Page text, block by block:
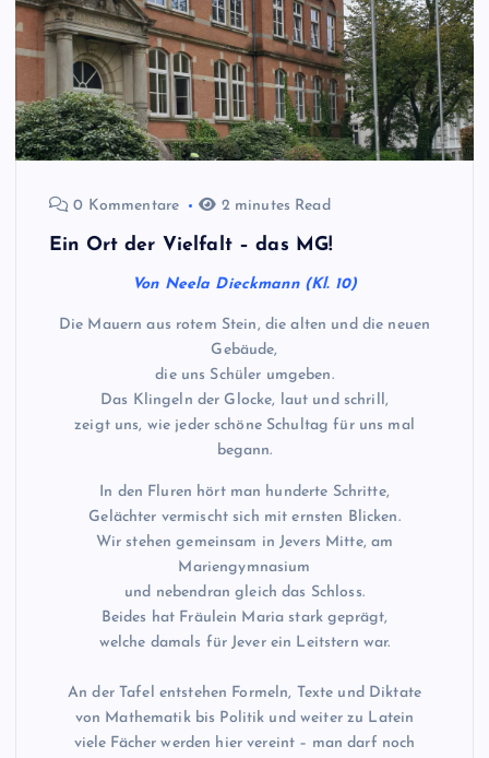
0 Kommentare 2 minutes Read
Ein Ort der Vielfalt – das MG!
Von Neela Dieckmann (Kl. 10)
Die Mauern aus rotem Stein, die alten und die neuen
Gebäude,
die uns Schüler umgeben.
Das Klingeln der Glocke, laut und schrill,
zeigt uns, wie jeder schöne Schultag für uns mal
begann.
In den Fluren hört man hunderte Schritte,
Gelächter vermischt sich mit ernsten Blicken.
Wir stehen gemeinsam in Jevers Mitte, am
Mariengymnasium
und nebendran gleich das Schloss.
Beides hat Fräulein Maria stark geprägt,
welche damals für Jever ein Leitstern war.
An der Tafel entstehen Formeln, Texte und Diktate
von Mathematik bis Politik und weiter zu Latein
viele Fächer werden hier vereint – man darf noch